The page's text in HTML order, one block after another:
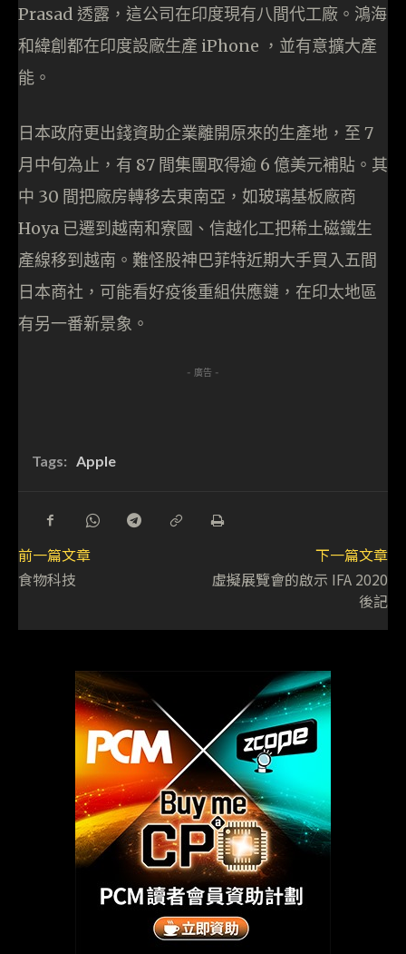
Prasad 透露，這公司在印度現有八間代工廠。鴻海
和緯創都在印度設廠生產 iPhone ，並有意擴大產
能。
日本政府更出錢資助企業離開原來的生產地，至 7
月中旬為止，有 87 間集團取得逾 6 億美元補貼。其
中 30 間把廠房轉移去東南亞，如玻璃基板廠商
Hoya 已遷到越南和寮國、信越化工把稀土磁鐵生
產線移到越南。難怪股神巴菲特近期大手買入五間
日本商社，可能看好疫後重組供應鏈，在印太地區
有另一番新景象。
- 廣告 -
Tags: Apple
前一篇文章
食物科技
下一篇文章
虛擬展覽會的啟示 IFA 2020
後記